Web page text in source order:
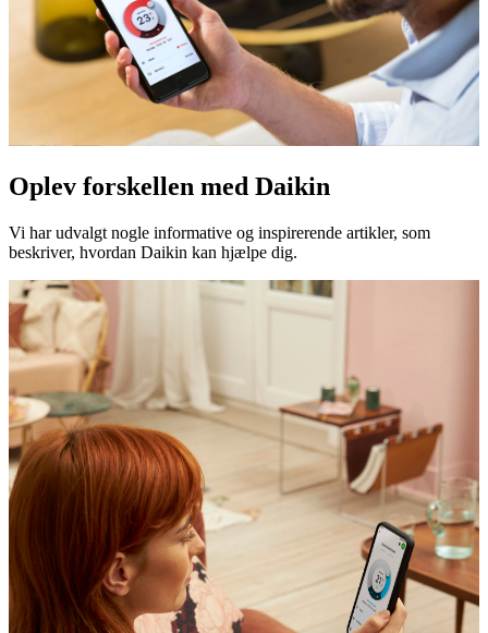
Oplev forskellen med Daikin
Vi har udvalgt nogle informative og inspirerende artikler, som
beskriver, hvordan Daikin kan hjælpe dig.